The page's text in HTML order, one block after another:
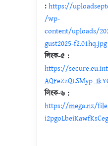
:https://
/wp-
content/uploads/
gust2025-f2.01hq.jpg
লিংক-৫ :
https://
লিংক-৬ :
https://mega.nz/file/